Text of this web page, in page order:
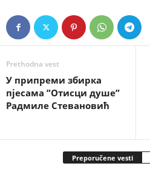
Prethodna vest
У припреми збирка
пјесама ”Отисци душе”
Радмиле Стевановић
Preporučene vesti